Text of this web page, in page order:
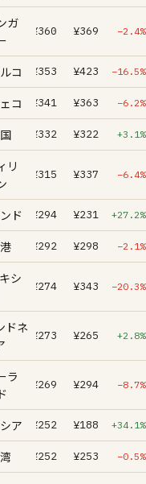
ガ
¥360 ¥369 −2.4%
コ ¥353 ¥423 −16.5%
コ ¥341 ¥363 −6.2%
¥332 ¥322 +3.1%
リ
¥315 ¥337 −6.4%
ド ¥294 ¥231 +27.2%
¥292 ¥298 −2.1%
シ
¥274 ¥343 −20.3%
ドネ
¥273 ¥265 +2.8%
ラ
¥269 ¥294 −8.7%
ア ¥252 ¥188 +34.1%
¥252 ¥253 −0.5%